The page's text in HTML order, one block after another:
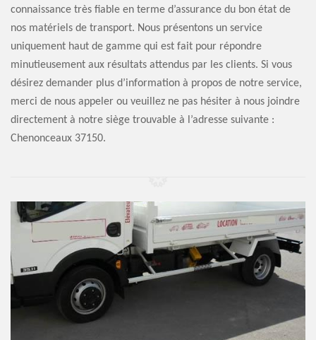
connaissance très fiable en terme d’assurance du bon état de
nos matériels de transport. Nous présentons un service
uniquement haut de gamme qui est fait pour répondre
minutieusement aux résultats attendus par les clients. Si vous
désirez demander plus d’information à propos de notre service,
merci de nous appeler ou veuillez ne pas hésiter à nous joindre
directement à notre siège trouvable à l’adresse suivante :
Chenonceaux 37150.